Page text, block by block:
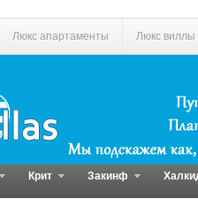
Люкс апартаменты Люкс виллы
Крит Закинф